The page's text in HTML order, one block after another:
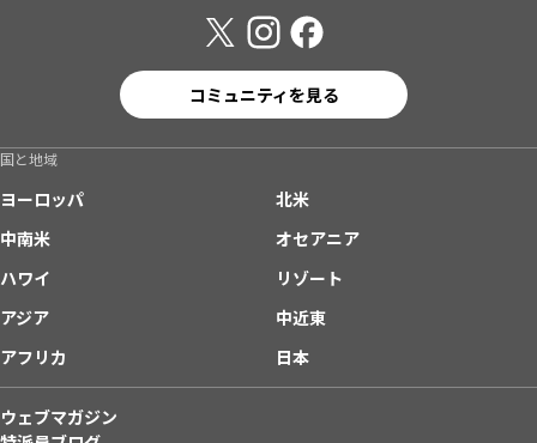
コミュニティを見る
国と地域
ヨーロッパ
北米
中南米
オセアニア
ハワイ
リゾート
アジア
中近東
アフリカ
日本
ウェブマガジン